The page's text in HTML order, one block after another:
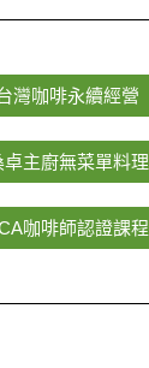
灣咖啡永續經營
卓主廚無菜單料理
咖啡師認證課程